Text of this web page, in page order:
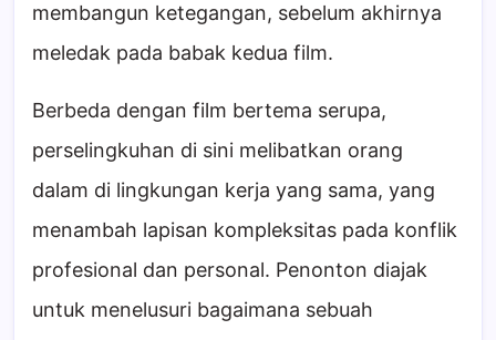
membangun ketegangan, sebelum akhirnya
meledak pada babak kedua film.
Berbeda dengan film bertema serupa,
perselingkuhan di sini melibatkan orang
dalam di lingkungan kerja yang sama, yang
menambah lapisan kompleksitas pada konflik
profesional dan personal. Penonton diajak
untuk menelusuri bagaimana sebuah